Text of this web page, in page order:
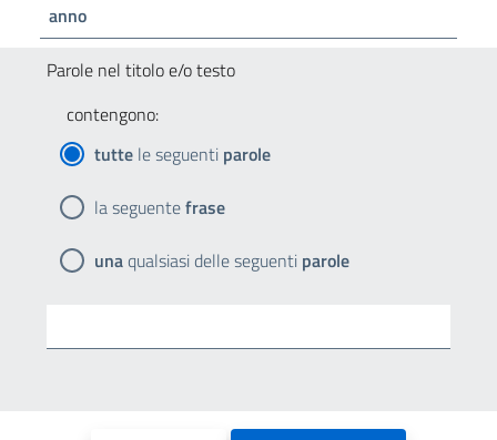
anno
Parole nel titolo e/o testo
contengono:
tutte le seguenti parole
la seguentefrase
unaqualsiasi delle seguenti parole